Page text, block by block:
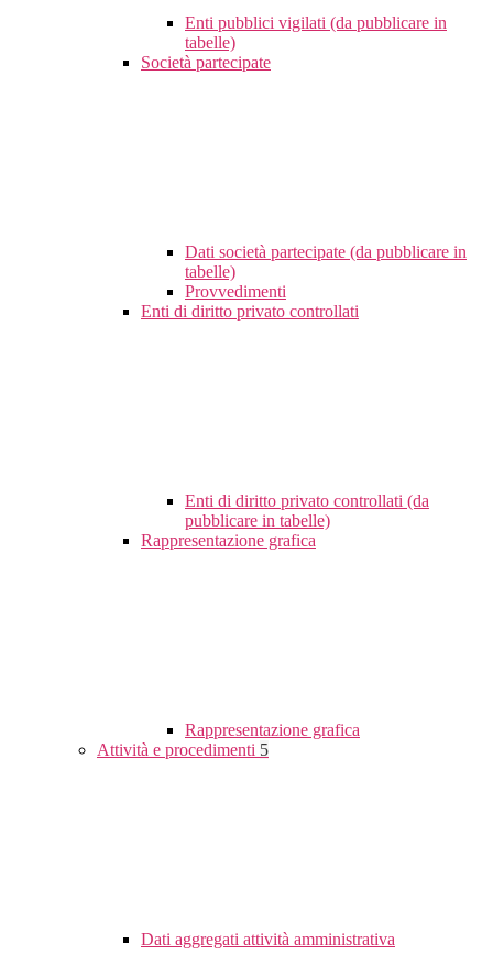
Enti pubblici vigilati (da pubblicare in
tabelle)
Società partecipate
Dati società partecipate (da pubblicare in
tabelle)
Provvedimenti
Enti di diritto privato controllati
Enti di diritto privato controllati (da
pubblicare in tabelle)
Rappresentazione grafica
Rappresentazione grafica
Attività e procedimenti 5
Dati aggregati attività amministrativa